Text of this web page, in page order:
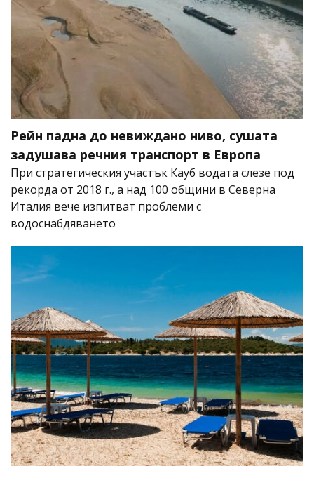
Рейн падна до невиждано ниво, сушата
задушава речния транспорт в Европа
При стратегическия участък Кауб водата слезе под
рекорда от 2018 г., а над 100 общини в Северна
Италия вече изпитват проблеми с
водоснабдяването